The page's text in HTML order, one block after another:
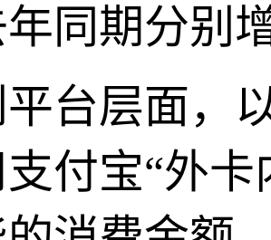
同期分别
台层面，
付宝“外